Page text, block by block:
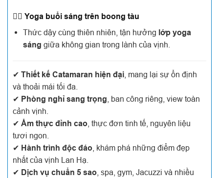
🧘‍♂️ Yoga buổi sáng trên boong tàu
Thức dậy cùng thiên nhiên, tận hưởng lớp yoga
sáng giữa không gian trong lành của vịnh.
✔ Thiết kế Catamaran hiện đại , mang lại sự ổn định
và thoải mái tối đa.
✔ Phòng nghỉ sang trọng , ban công riêng, view toàn
cảnh vịnh.
✔ Ẩm thực đỉnh cao , thực đơn tinh tế, nguyên liệu
tươi ngon.
✔ Hành trình độc đáo , khám phá những điểm đẹp
nhất của vịnh Lan Hạ.
✔ Dịch vụ chuẩn 5 sao , spa, gym, Jacuzzi và nhiều